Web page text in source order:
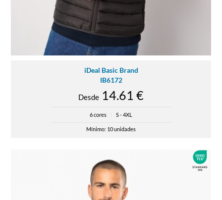
iDeal Basic Brand
IB6172
Desde 14.61 €
6 cores S - 4XL
Mínimo: 10 unidades